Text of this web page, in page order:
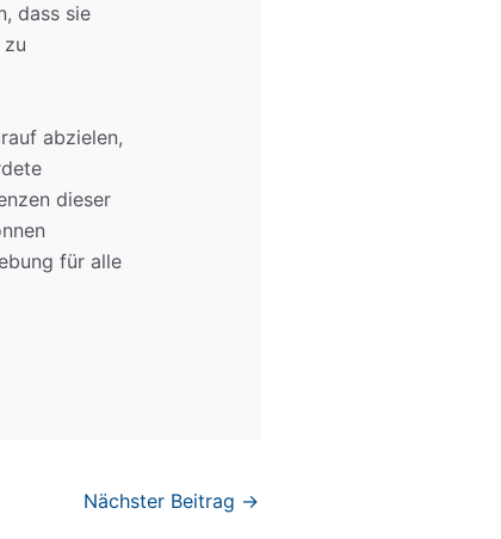
dass sie
abzielen,
dieser
für alle
Nächster Beitrag →